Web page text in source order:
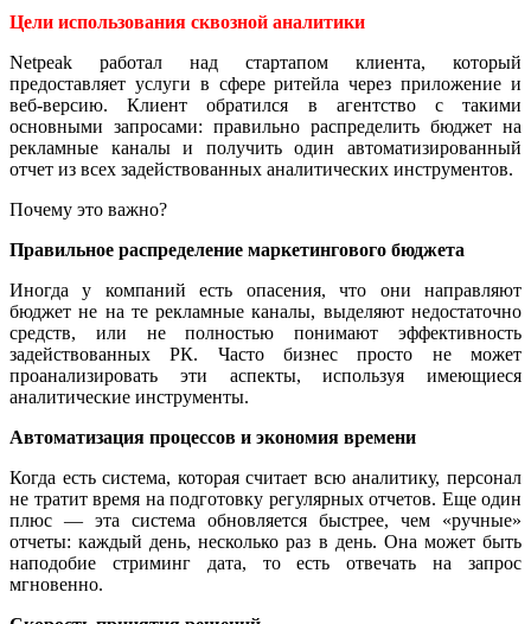
Цели использования сквозной аналитики
Netpeak работал над стартапом клиента, который
предоставляет услуги в сфере ритейла через приложение и
веб-версию. Клиент обратился в агентство с такими
основными запросами: правильно распределить бюджет на
рекламные каналы и получить один автоматизированный
отчет из всех задействованных аналитических инструментов.
Почему это важно?
Правильное распределение маркетингового бюджета
Иногда у компаний есть опасения, что они направляют
бюджет не на те рекламные каналы, выделяют недостаточно
средств, или не полностью понимают эффективность
задействованных РК. Часто бизнес просто не может
проанализировать эти аспекты, используя имеющиеся
аналитические инструменты.
Автоматизация процессов и экономия времени
Когда есть система, которая считает всю аналитику, персонал
не тратит время на подготовку регулярных отчетов. Еще один
плюс — эта система обновляется быстрее, чем «ручные»
отчеты: каждый день, несколько раз в день. Она может быть
наподобие стриминг дата, то есть отвечать на запрос
мгновенно.